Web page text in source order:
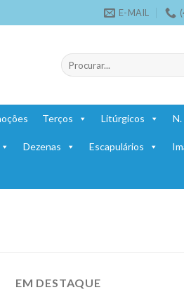
E-MAIL
Terços Litúrgicos N.
Dezenas Escapulários
EM DESTAQUE